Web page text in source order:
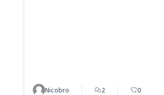
Nicobro 2 0